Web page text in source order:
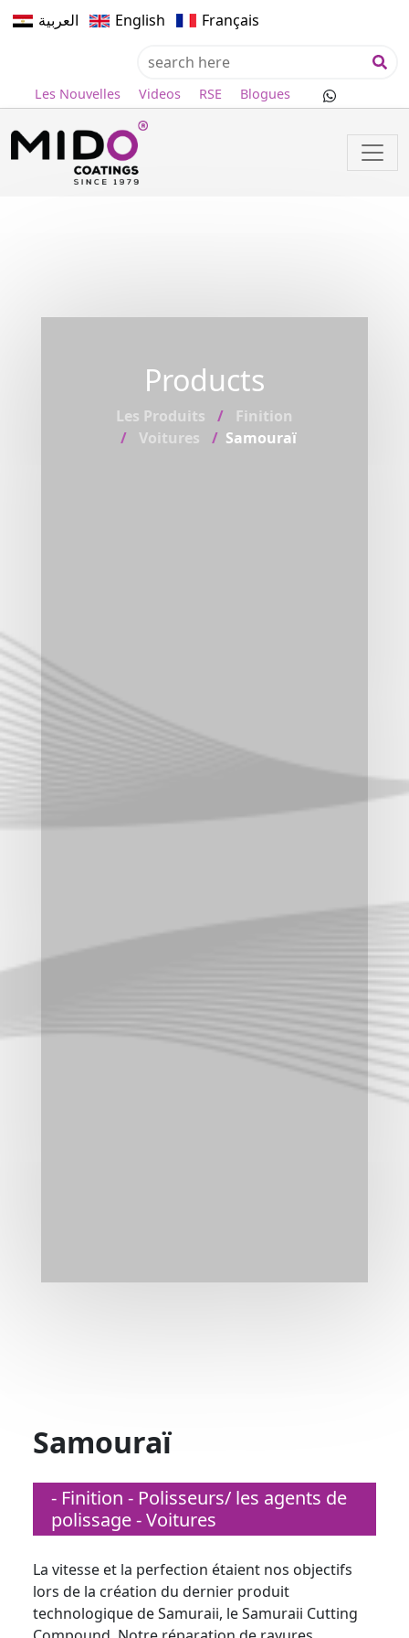
العربية English Français
Les Nouvelles Videos RSE Blogues
Products
Les Produits
Finition
Voitures
Samouraï
Samouraï
- Finition - Polisseurs/ les agents de
polissage - Voitures
La vitesse et la perfection étaient nos objectifs
lors de la création du dernier produit
technologique de Samuraii, le Samuraii Cutting